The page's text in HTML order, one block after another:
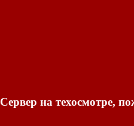
Сервер на техосмотре,